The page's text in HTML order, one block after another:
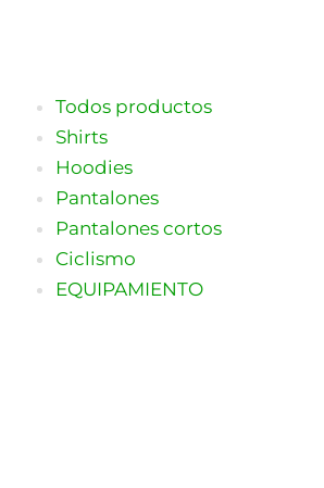
Todos productos
Shirts
Hoodies
Pantalones
Pantalones cortos
Ciclismo
EQUIPAMIENTO